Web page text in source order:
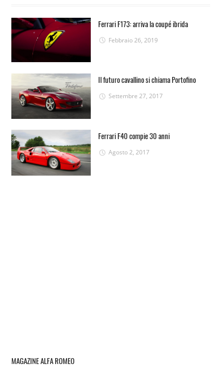
Ferrari F173: arriva la coupé ibrida
Febbraio 26, 2019
Il futuro cavallino si chiama Portofino
Settembre 27, 2017
Ferrari F40 compie 30 anni
Agosto 2, 2017
MAGAZINE ALFA ROMEO